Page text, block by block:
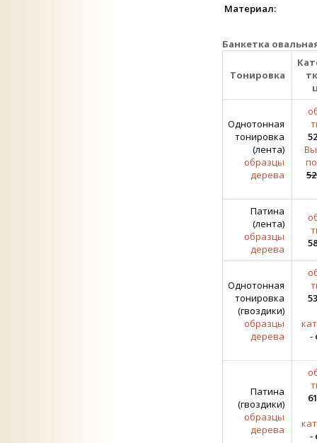
Материал:
Банкетка
Тонировка
Однотонная
тонировка
(лента)
образцы
дерева
Патина
(лента)
образцы
дерева
Однотонная
тонировка
(гвоздики)
образцы
дерева
-
Патина
(гвоздики)
образцы
дерева
-